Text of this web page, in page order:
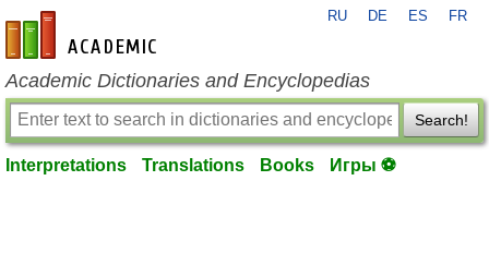
en-academic.com
RU DE ES FR
Academic Dictionaries and Encyclopedias
Search!
Interpretations Translations Books Игры ⚽